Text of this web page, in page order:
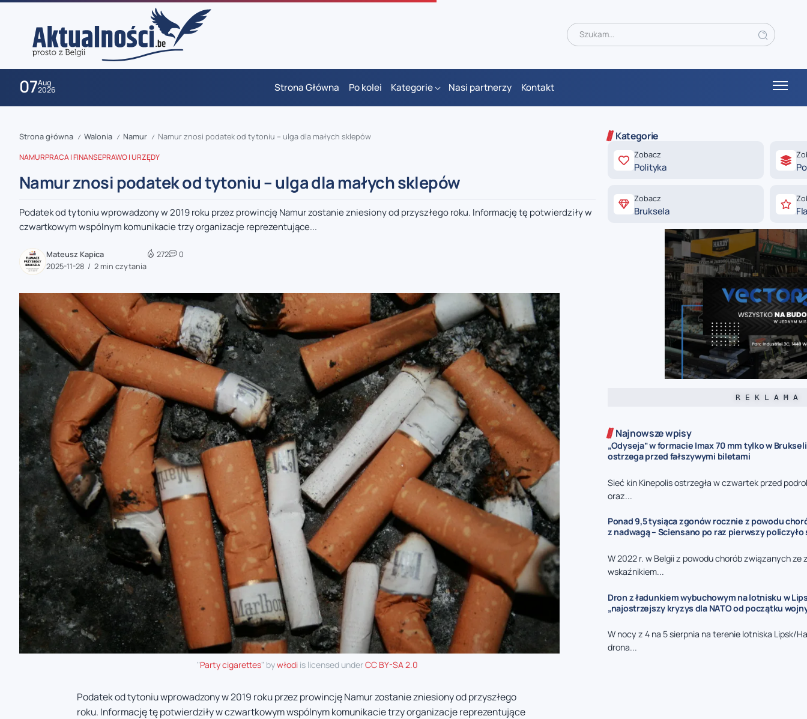
07Aug
2026 Strona Główna Po kolei Kategorie Nasi partnerzy Kontakt
zaobserwuj nas
zaobserwuj nas
zaobserwuj nas
zaobserwuj nas
zaobserwuj nas
Strona główna / Walonia / Namur / Namur znosi podatek od tytoniu – ulga dla małych sklepów
NAMURPRACA I FINANSEPRAWO I URZĘDY
Namur znosi podatek od tytoniu – ulga dla małych sklepów
Podatek od tytoniu wprowadzony w 2019 roku przez prowincję Namur zostanie zniesiony od przyszłego roku. Informację tę potwierdziły w
czwartkowym wspólnym komunikacie trzy organizacje reprezentujące...
Mateusz Kapica
2025-11-28
2 min czytania
272 0
"Party cigarettes" bywłodi is licensed underCC BY-SA 2.0
Podatek od tytoniu wprowadzony w 2019 roku przez prowincję Namur zostanie zniesiony od przyszłego
roku. Informację tę potwierdziły w czwartkowym wspólnym komunikacie trzy organizacje reprezentujące
Kategorie
Zobacz
Polityka
Zobacz
Bruksela
R E K L A M A
Najnowsze wpisy
„Odyseja” w formacie Imax 70 mm tylko w
ostrzega przed fałszywymi biletami
Sieć kin Kinepolis ostrzegła w czwartek przed
oraz...
Ponad 9,5 tysiąca zgonów rocznie z powodu
z nadwagą – Sciensano po raz pierwszy policzyło
W 2022 r. w Belgii z powodu chorób związanych ze
wskaźnikiem...
Dron z ładunkiem wybuchowym na lotnisku w
„najostrzejszy kryzys dla NATO od początku
W nocy z 4 na 5 sierpnia na terenie lotniska Lipsk/
drona...